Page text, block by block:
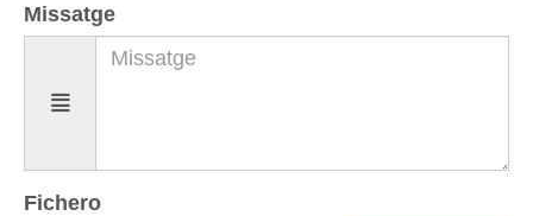
Missatge
Fichero